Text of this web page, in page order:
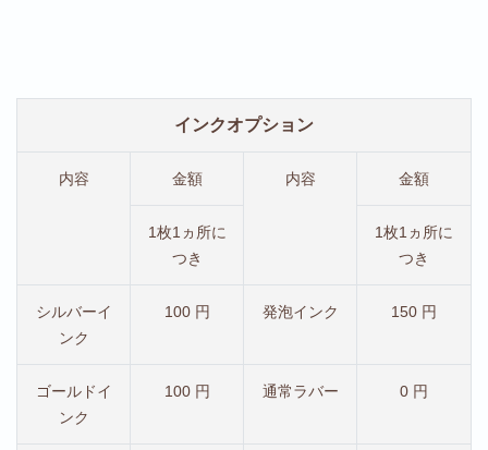
インクオプション
内容 金額 内容 金額
1枚1ヵ所に
つき
1枚1ヵ所に
つき
シルバーイ
ンク
100 円 発泡インク 150 円
ゴールドイ
ンク
100 円 通常ラバー 0 円